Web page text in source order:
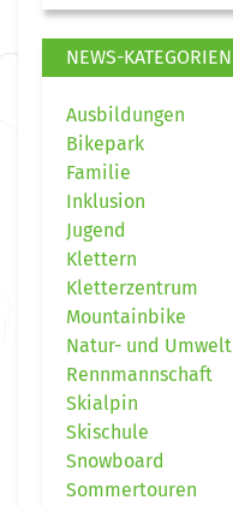
NEWS-KATEGORIEN
Ausbildungen
Bikepark
Familie
Inklusion
Jugend
Klettern
Kletterzentrum
Mountainbike
Natur- und Umwelt
Rennmannschaft
Skialpin
Skischule
Snowboard
Sommertouren